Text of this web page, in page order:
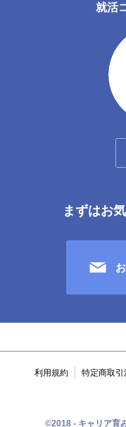
就活
まずはお
利用規約 特定商取
©2018 - キャリア育